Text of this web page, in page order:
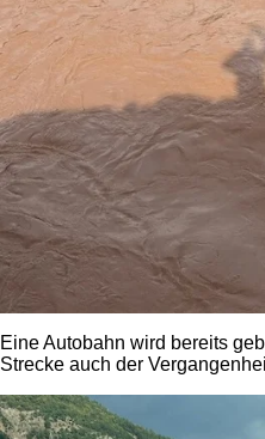
Eine Autobahn wird bereits
Strecke auch der